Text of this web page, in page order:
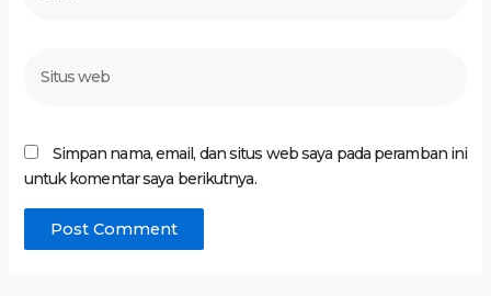
web
Simpan nama, email, dan situs web saya pada peramban ini
untuk komentar saya berikutnya.